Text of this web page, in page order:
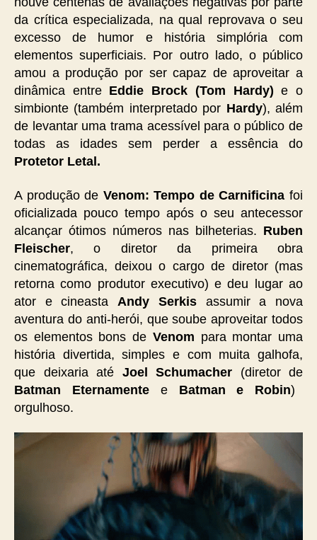
da crítica especializada, na qual reprovava o seu
excesso de humor e história simplória com
elementos superficiais. Por outro lado, o público
amou a produção por ser capaz de aproveitar a
dinâmica entre Eddie Brock (Tom Hardy) e o
simbionte (também interpretado por Hardy), além
de levantar uma trama acessível para o público de
todas as idades sem perder a essência do
Protetor Letal.
A produção de Venom: Tempo de Carnificina foi
oficializada pouco tempo após o seu antecessor
alcançar ótimos números nas bilheterias. Ruben
Fleischer, o diretor da primeira obra
cinematográfica, deixou o cargo de diretor (mas
retorna como produtor executivo) e deu lugar ao
ator e cineasta Andy Serkisassumir a nova
aventura do anti-herói, que soube aproveitar todos
os elementos bons de Venom para montar uma
história divertida, simples e com muita galhofa,
que deixaria até Joel Schumacher (diretor de
Batman Eternamentee Batman e Robin)
orgulhoso.